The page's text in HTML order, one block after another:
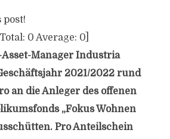
post!
[Total: 0 Average: 0]
Manager Industria
2021/2022 rund
an die Anleger des offenen
„Fokus Wohnen
Pro Anteilschein